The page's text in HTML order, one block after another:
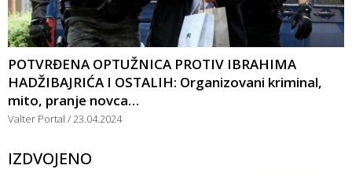
POTVRĐENA OPTUŽNICA PROTIV IBRAHIMA
HADŽIBAJRIĆA I OSTALIH: Organizovani kriminal,
mito, pranje novca…
Valter Portal 23.04.2024
IZDVOJENO